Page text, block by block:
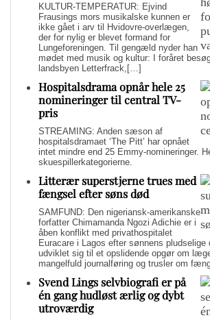
KULTUR-TEMPERATUR: Ejvind
Frausings mors musikalske kunnen er
ikke gået i arv til Hvidovre-overlægen,
der for nylig er blevet formand for
Lungeforeningen. Til gengæld nyder han
mødet med musik og kultur: I foråret
landsbyen Letterfrack,[…]
Hospitalsdrama opnår hele 25
nomineringer til central TV-
pris
STREAMING: Anden sæson af
hospitalsdramaet ‘The Pitt’ har opnået
intet mindre end 25 Emmy-nomineringer.
skuespillerkategorierne.
Litterær superstjerne trues med
fængsel efter søns død
SAMFUND: Den nigeriansk-amerikanske
forfatter Chimamanda Ngozi Adichie er i
åben konflikt med privathospitalet
Euracare i Lagos efter sønnens pludselige
udviklet sig til et opslidende opgør om
mangelfuld journalføring og trusler om
Svend Lings selvbiografi er på
én gang hudløst ærlig og dybt
utroværdig